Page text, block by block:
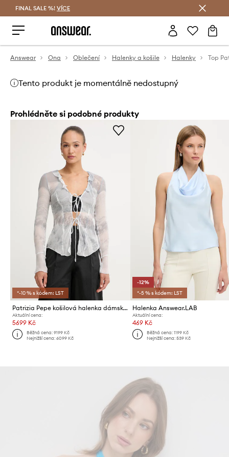
FINAL SALE %! VÍCE
Answear Ona Oblečení Halenky a košile Halenky Top
Tento produkt je momentálně nedostupný
Prohlédněte si podobné produkty
*-10 % s kódem: LST
Patrizia Pepe košilová halenka dámská z viskózy
Aktuální cena:
5699 Kč
Běžná cena:9199 Kč
Nejnižší cena:6099 Kč
-12%
*-5 % s kódem: LST
Halenka Answear.LAB
Aktuální cena:
469 Kč
Běžná cena: 1199 Kč
Nejnižší cena: 539 Kč